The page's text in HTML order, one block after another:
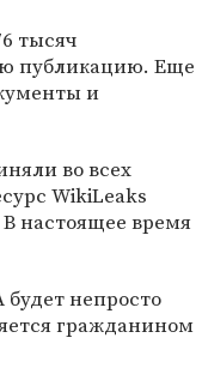
тысяч
публикацию. Еще
и
во всех
WikiLeaks
настоящее время
непросто
гражданином